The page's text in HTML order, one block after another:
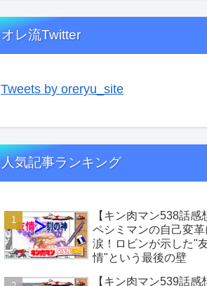
オレ流Twitter
Tweets by oreryu_site
人気記事ランキング
【キン肉マン538話感
ペシミマンの自己変革
涙！ロビンが示した"
情"という最後の壁
【キン肉マン539話感